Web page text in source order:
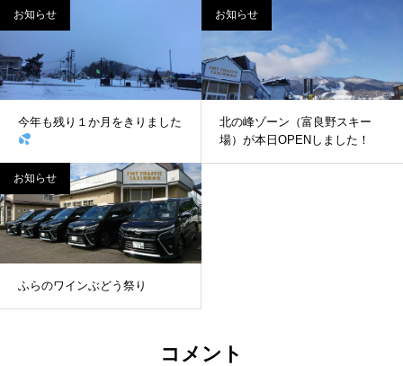
お知らせ
今年も残り１か月をきりました
お知らせ
北の峰ゾーン（富良野スキー
場）が本日OPENしました！
お知らせ
ふらのワインぶどう祭り
コメント